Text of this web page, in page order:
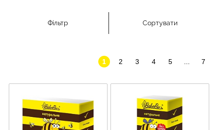
Фільтр Сортувати
1 2 3 4 5 7